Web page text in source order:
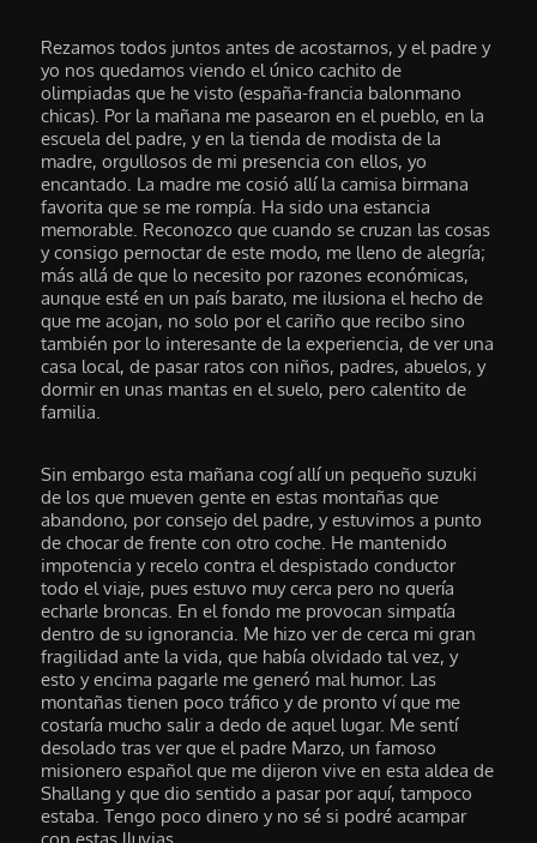
Rezamos todos juntos antes de acostarnos, y el padre y
yo nos quedamos viendo el único cachito de
olimpiadas que he visto (españa-francia balonmano
chicas). Por la mañana me pasearon en el pueblo, en la
escuela del padre, y en la tienda de modista de la
madre, orgullosos de mi presencia con ellos, yo
encantado. La madre me cosió allí la camisa birmana
favorita que se me rompía. Ha sido una estancia
memorable. Reconozco que cuando se cruzan las cosas
y consigo pernoctar de este modo, me lleno de alegría;
más allá de que lo necesito por razones económicas,
aunque esté en un país barato, me ilusiona el hecho de
que me acojan, no solo por el cariño que recibo sino
también por lo interesante de la experiencia, de ver una
casa local, de pasar ratos con niños, padres, abuelos, y
dormir en unas mantas en el suelo, pero calentito de
familia.
Sin embargo esta mañana cogí allí un pequeño suzuki
de los que mueven gente en estas montañas que
abandono, por consejo del padre, y estuvimos a punto
de chocar de frente con otro coche. He mantenido
impotencia y recelo contra el despistado conductor
todo el viaje, pues estuvo muy cerca pero no quería
echarle broncas. En el fondo me provocan simpatía
dentro de su ignorancia. Me hizo ver de cerca mi gran
fragilidad ante la vida, que había olvidado tal vez, y
esto y encima pagarle me generó mal humor. Las
montañas tienen poco tráfico y de pronto ví que me
costaría mucho salir a dedo de aquel lugar. Me sentí
desolado tras ver que el padre Marzo, un famoso
misionero español que me dijeron vive en esta aldea de
Shallang y que dio sentido a pasar por aquí, tampoco
estaba. Tengo poco dinero y no sé si podré acampar